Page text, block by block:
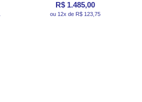
R$ 1.485,00
ou 12x de R$ 123,75